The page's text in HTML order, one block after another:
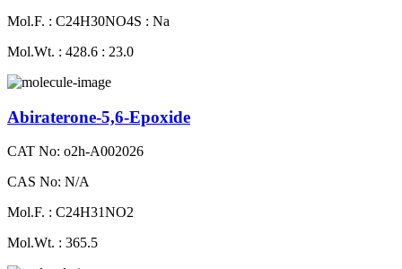
Mol.F. : C24H30NO4S : Na
Mol.Wt. : 428.6 : 23.0
Abiraterone-5,6-Epoxide
CAT No: o2h-A002026
CAS No: N/A
Mol.F. : C24H31NO2
Mol.Wt. : 365.5